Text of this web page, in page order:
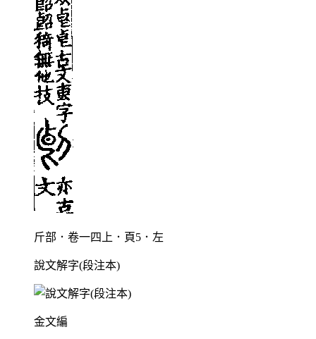
斤部．卷一四上．頁5．左
說文解字(段注本)
金文編